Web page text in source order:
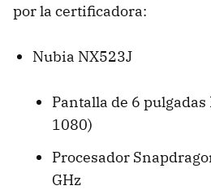
por la certificadora:
Nubia NX523J
Pantalla de 6
1080)
Procesador
GHz